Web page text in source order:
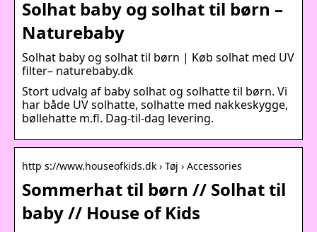
Solhat baby og solhat til børn –
Naturebaby
Solhat baby og solhat til børn | Køb solhat med UV
filter– naturebaby.dk
Stort udvalg af baby solhat og solhatte til børn. Vi
har både UV solhatte, solhatte med nakkeskygge,
bøllehatte m.fl. Dag-til-dag levering.
http s://www.houseofkids.dk › Tøj › Accessories
Sommerhat til børn // Solhat til
baby // House of Kids